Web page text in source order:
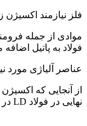
فلز نیازمند
موادی از جمله
فولاد به پاتیل
عناصر آلیاژی مورد
از آنجایی که
نهایی در فولاد LD در حدود 0/005% – 0/003 است.